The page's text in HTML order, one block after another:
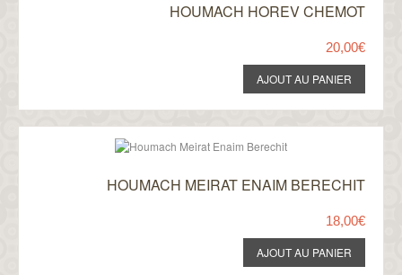
HOUMACH HOREV CHEMOT
20,00€
HOUMACH MEIRAT ENAIM BERECHIT
18,00€